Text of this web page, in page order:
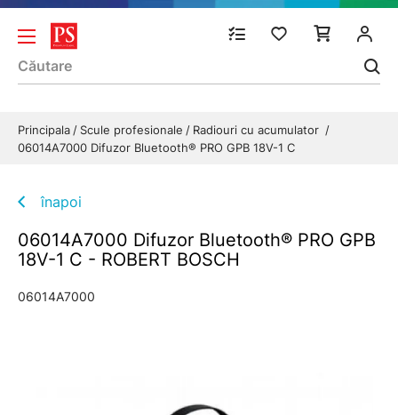
Principala Scule profesionale
Radiouri cu acumulator
06014A7000 Difuzor Bluetooth® PRO GPB 18V-1 C
înapoi
06014A7000 Difuzor Bluetooth® PRO GPB
18V-1 C - ROBERT BOSCH
06014A7000